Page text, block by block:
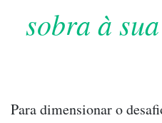
sobra à
Para dimensionar o